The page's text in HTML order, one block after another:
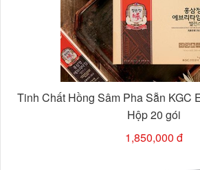
Tinh Chất Hồng Sâm Pha Sẵn KGC
Hộp 20 gói
1,850,000 đ